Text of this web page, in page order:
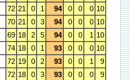
72 21 0 1 94 0 0 0 10
70 21 0 3 94 0 0 0 10
69 18 2 5 94 0 0 1 10
74 18 0 1 93 0 0 0 10
72 19 0 2 93 0 0 1
9
72 18 0 3 93 0 0 0
9